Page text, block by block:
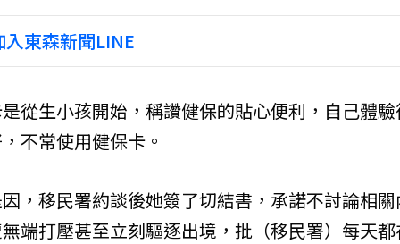
東森新聞LINE
從生小孩開始，稱讚健保的貼心便利，自己體驗
不常使用健保卡。
，移民署約談後她簽了切結書，承諾不討論相關
端打壓甚至立刻驅逐出境，批（移民署）每天都